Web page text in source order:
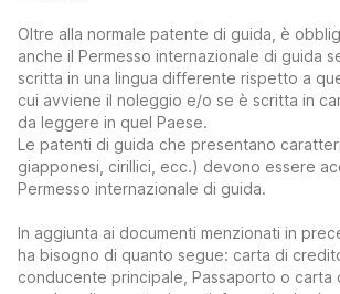
Oltre alla normale patente di guida, è
anche il Permesso internazionale di guida
scritta in una lingua differente rispetto a
cui avviene il noleggio e/o se è scritta in
da leggere in quel Paese.
Le patenti di guida che presentano
giapponesi, cirillici, ecc.) devono essere
Permesso internazionale di guida.
In aggiunta ai documenti menzionati in
ha bisogno di quanto segue: carta di
conducente principale, Passaporto o carta